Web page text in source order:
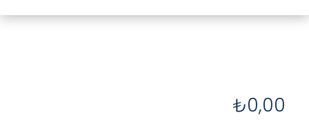
₺0,00